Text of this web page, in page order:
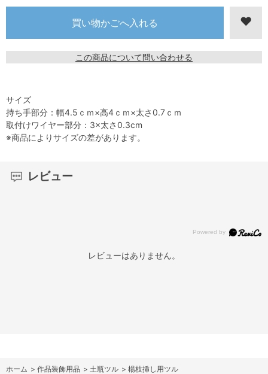
この商品について問い合わせる
サイズ
持ち手部分：幅4.5ｃｍ×高4ｃｍ×太さ0.7ｃｍ
取付けワイヤー部分：3×太さ0.3cm
※商品によりサイズの差があります。
レビュー
レビューはありません。
ホーム > 作品装飾用品 > 土瓶ツル > 楊枝挿し用ツル